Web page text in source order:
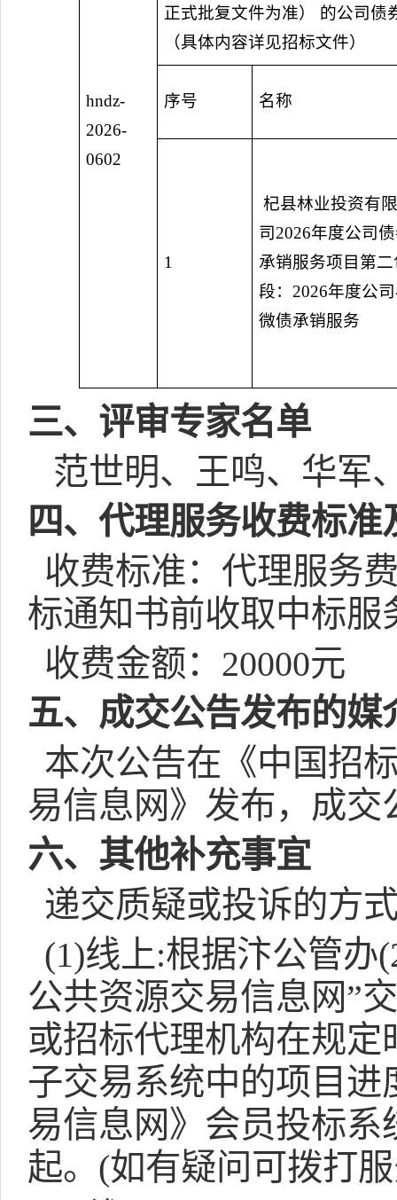
hndz-
2026-
0602
正式批复文件为准） 的公司债
（具体内容详见招标文件）
序号 名称
1
杞县林业投资有
司2026年度公司
承销服务项目第二
段： 2026年度公
微债承销服务
三、评审专家名单
范世明、王鸣、华军
四、代理服务收费标准
收费标准：代理服务
标通知书前收取中标服
收费金额： 20000元
五、成交公告发布的媒
本次公告在《中国招
易信息网》发布，成交
六、其他补充事宜
递交质疑或投诉的方
(1)线上:根据汴公管办
公共资源交易信息网”
或招标代理机构在规
子交易系统中的项目
易信息网》会员投标系
起。 (如有疑问可拨打